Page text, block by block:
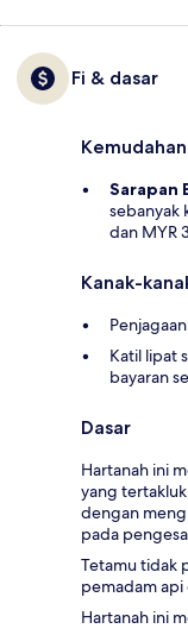
Fi & dasar
Sarapan
sebanyak
dan MYR
Kanak-
Katil lipat
bayaran
Dasar
Hartanah ini
yang
dengan
pada
Tetamu tidak
pemadam api
Hartanah ini